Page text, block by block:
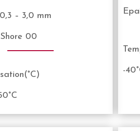
– 3,0 mm
00
-